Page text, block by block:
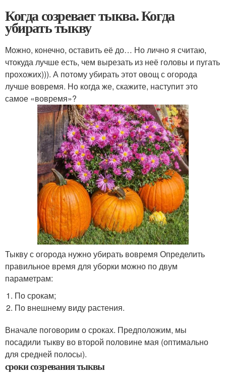
Когда созревает тыква. Когда
убирать тыкву
Можно, конечно, оставить её до… Но лично я считаю,
чтокуда лучше есть, чем вырезать из неё головы и пугать
прохожих))). А потому убирать этот овощ с огорода
лучше вовремя. Но когда же, скажите, наступит это
самое «вовремя»?
Тыкву с огорода нужно убирать вовремя Определить
правильное время для уборки можно по двум
параметрам:
По срокам;
По внешнему виду растения.
Вначале поговорим о сроках. Предположим, мы
посадили тыкву во второй половине мая (оптимально
для средней полосы).
сроки созревания тыквы